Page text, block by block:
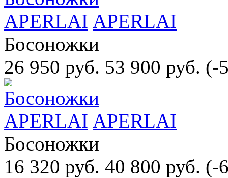
APERLAI
Босоножки
26 950 руб. 53 900 руб. (-
APERLAI
Босоножки
16 320 руб. 40 800 руб. (-